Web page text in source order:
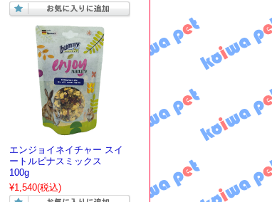
エンジョイネイチャー スイ
ートルピナスミックス
100g
¥1,540(税込)